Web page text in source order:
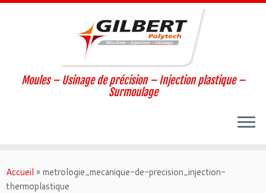
au
contenu
Moules – Usinage de précision – Injection plastique –
Surmoulage
Accueil » metrologie_mecanique-de-precision_injection-
thermoplastique